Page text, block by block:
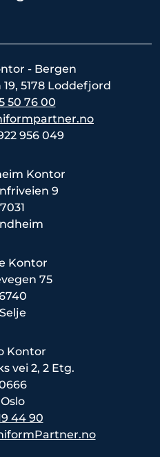
- Bergen
5178 Loddefjord
50 76 00
956 049
Kontor
9
7031
Kontor
75
Selje
Kontor
vei 2, 2 Etg.
Oslo
44 90